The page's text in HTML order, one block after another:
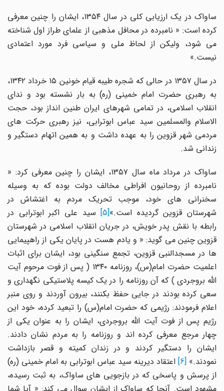
ساواک در یک ارزیابی کلی در سال ۱۳۵۴، ایشان را چنین معرفی
کرده است: « نامبرده در محافل مذهبی از علمای طراز اول شناخته
می شود، ولیکن از لحاظ ملی و سیاسی فرد مورد اعتمادی
نیست.»
در سال ۱۳۵۷ در حالی که شجره طیبه قیام خونین ۱۵ خرداد ۱۳۴۲،
به رهبری حضرت امام خمینی (ره) به بار نشسته بود و ندای
انقلاب اسلامی، در تمامی شهرهای ایران طنین انداز بود، حجت
الاسلام والمسلمین سید عباس ابوترابی، نیز رهبری حرکت های
مردمی شهر قزوین را به عهده داشت و به همین اتهام دستگیر و
زندانی شد.
ساواک در مرداد ماه سال ۱۳۵۷، ایشان را چنین معرفی کرد: «
نامبرده از روحانیون افراطی مخالف دولت بوده که به وسیله
سخنرانی های خود، موجب تحریک مردم به اغتشاش در
شهرستان قزوین گردیده است.»[5]
سید علی اکبر ابوترابی در
رابطه با نقش پدر خویش، در جریان انقلاب اسلامی در شهرستان
قزوین چنین می گوید: « و یادم هست در پایان یکی از راهپیمایی
ها در مسجدالنبی قزوین، تجمع سنگینی بود، ایشان برای اثبات
اعلمیت حضرت امام(س)، روزنامه ۱۳۴۰ ( پس از فوت مرحوم آیت
الله بروجردی ) که آن روزنامه را در یک کیسه پلاستیکی نگهداری و
سعی کرده بودند در جایی حفظ بکنند، بیرون آوردند و روی منبر
اعلام فرمودند: رژیمی که حضرت امام(س) را تبعید کرده، خود این
رژیم پس از فوت آیت الله بروجردی، ایشان را به عنوان یکی از
چهار مرجع معرفی کرده اند و روزنامه را به مردم نشان دادند.
ایشان را دستگیر کردند و در زندان کمیته و قصر بازداشت
نمودند.»[6] اعتقاد دیرینه سید عباس ابوترابی به امام خمینی (ره)
از پرسش و پاسخی که در بازجویی های ساواک، به ثبت رسیده،